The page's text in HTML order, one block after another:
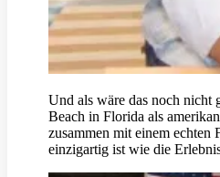
Und als wäre das noch nicht
Beach in Florida als
zusammen mit einem
einzigartig ist wie die